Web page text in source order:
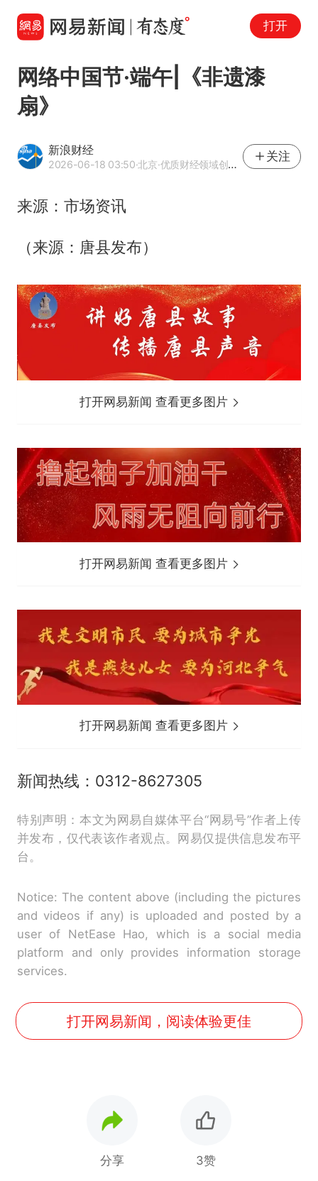
打开
网络中国节·端午|《非遗漆
扇》
新浪财经
2026-06-18 03:50·北京·优质财经领域创作者
关注
来源：市场资讯
（来源：唐县发布）
打开网易新闻 查看更多图片
打开网易新闻 查看更多图片
打开网易新闻 查看更多图片
新闻热线：0312-8627305
特别声明：本文为网易自媒体平台“网易号”作者上传
并发布，仅代表该作者观点。网易仅提供信息发布平
台。
Notice: The content above (including the pictures
and videos if any) is uploaded and posted by a
user of NetEase Hao, which is a social media
platform and only provides information storage
services.
打开网易新闻，阅读体验更佳
分享 3赞